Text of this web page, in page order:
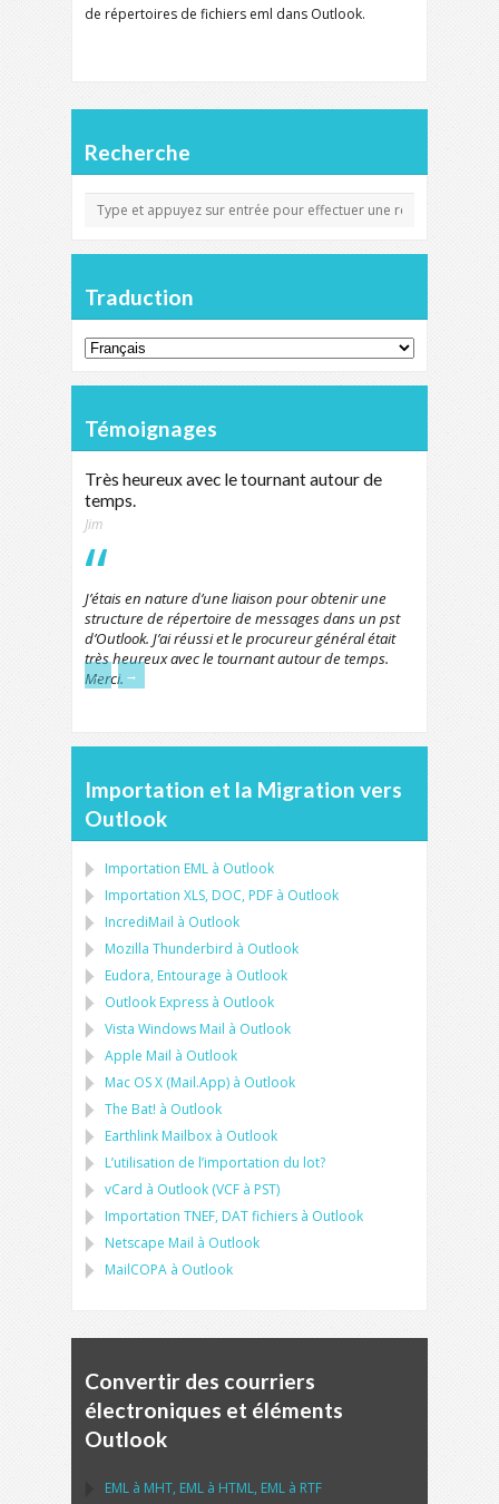
de répertoires de fichiers eml dans Outlook.
Recherche
Traduction
Témoignages
Très heureux avec le tournant autour de
temps.
Jim
J’étais en nature d’une liaison pour obtenir une
structure de répertoire de messages dans un pst
d’Outlook. J’ai réussi et le procureur général était
très heureux avec le tournant autour de temps.
Merci.
← →
Importation et la Migration vers
Outlook
Importation EML à Outlook
Importation XLS, DOC, PDF à Outlook
IncrediMail à Outlook
Mozilla Thunderbird à Outlook
Eudora, Entourage à Outlook
Outlook Express à Outlook
Vista Windows Mail à Outlook
Apple Mail à Outlook
Mac OS X (Mail.App) à Outlook
The Bat! à Outlook
Earthlink Mailbox à Outlook
L’utilisation de l’importation du lot?
vCard à Outlook (VCF à PST)
Importation TNEF, DATfichiers à Outlook
Netscape Mail à Outlook
MailCOPA à Outlook
Convertir des courriers
électroniques et éléments
Outlook
EML à MHT, EML à HTML, EML à RTF